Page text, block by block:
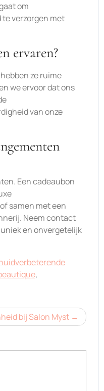
om
verzorgen met
ervaren?
ze ruime
we ervoor dat ons
van onze
Een cadeaubon
samen met een
Neem contact
en onvergetelijk
,
bij Salon Myst